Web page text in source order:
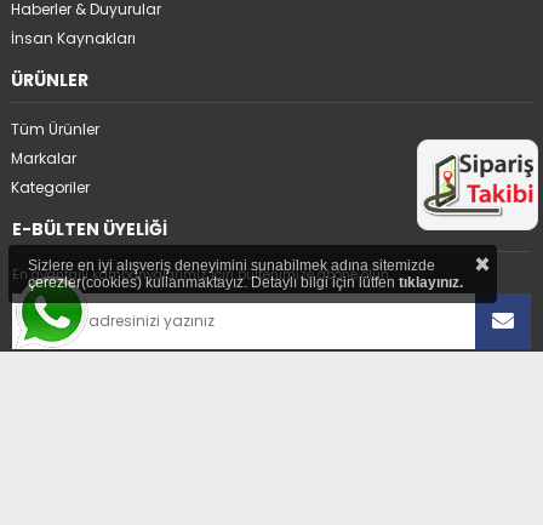
Haberler & Duyurular
İnsan Kaynakları
ÜRÜNLER
Tüm Ürünler
Markalar
Kategoriler
E-BÜLTEN ÜYELİĞİ
En avantajlı kampanyalarımız için bültenimize abone olun.
Sizlere en iyi alışveriş deneyimini sunabilmek adına sitemizde
çerezler(cookies) kullanmaktayız. Detaylı bilgi için lütfen tıklayınız. ×